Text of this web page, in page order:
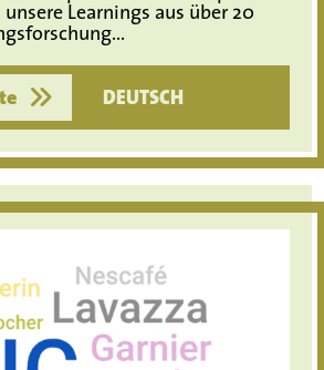
Learnings aus über 20
DEUTSCH